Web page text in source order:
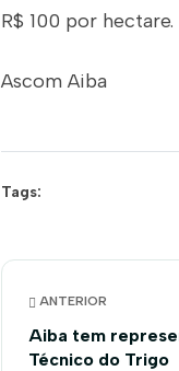
R$ 100 por hectare.
Ascom Aiba
Tags:
ANTERIOR
Aiba tem
Técnico do Trigo